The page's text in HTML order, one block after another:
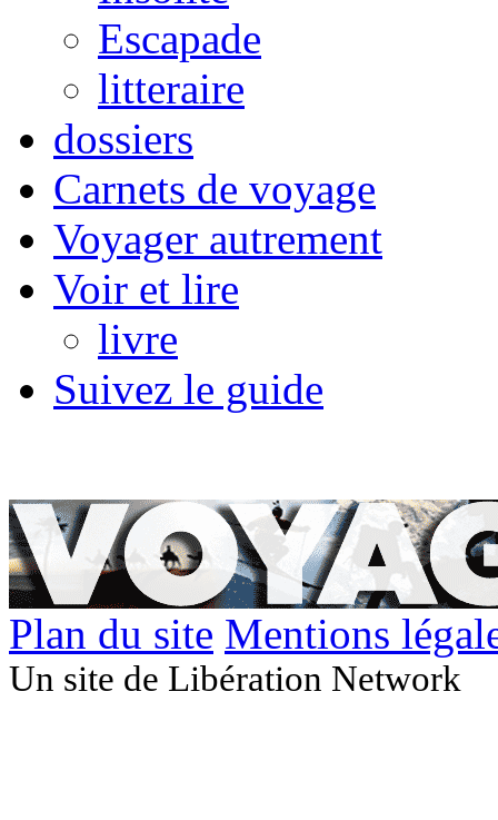
Escapade
litteraire
dossiers
Carnets de voyage
Voyager autrement
Voir et lire
livre
Suivez le guide
Plan du site Mentions
Un site de Libération Network